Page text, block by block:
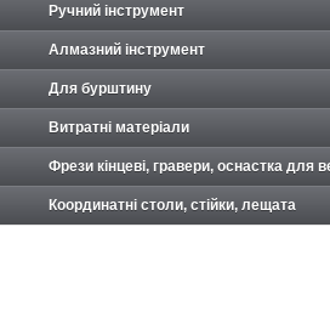
Ручний інструмент
Алмазний інструмент
Для бурштину
Витратні матеріали
Фрези кінцеві, гравери, оснастка для
Координатні столи, стійки, лещата